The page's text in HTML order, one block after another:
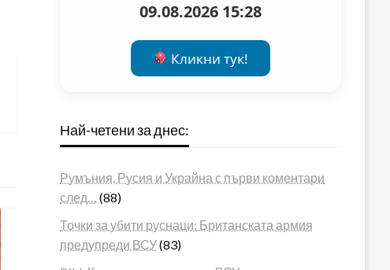
09.08.2026 15:28
Кликни тук!
Най-четени за днес:
Румъния, Русия и Украйна с първи коментари
след…
(88)
Точки за убити руснаци: Британската армия
предупреди ВСУ(83)